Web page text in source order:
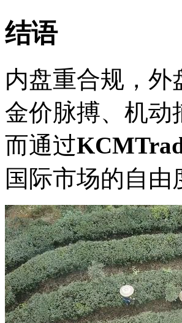
结语
内盘重合规，外
金价脉搏、机动
而通过
国际市场的自